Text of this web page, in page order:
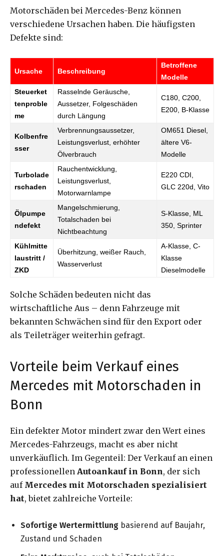
Motorschäden bei Mercedes-Benz können
verschiedene Ursachen haben. Die häufigsten
Defekte sind:
Ursache Beschreibung
Betroffene
Modelle
Steuerket
tenproble
me
Rasselnde Geräusche,
Aussetzer, Folgeschäden
durch Längung
C180, C200,
E200, B-Klasse
Kolbenfre
sser
Verbrennungsaussetzer,
Leistungsverlust, erhöhter
Ölverbrauch
OM651 Diesel,
ältere V6-
Modelle
Turbolade
rschaden
Rauchentwicklung,
Leistungsverlust,
Motorwarnlampe
E220 CDI,
GLC 220d, Vito
Ölpumpe
ndefekt
Mangelschmierung,
Totalschaden bei
Nichtbeachtung
S-Klasse, ML
350, Sprinter
Kühlmitte
laustritt /
ZKD
Überhitzung, weißer Rauch,
Wasserverlust
A-Klasse, C-
Klasse
Dieselmodelle
Solche Schäden bedeuten nicht das
wirtschaftliche Aus – denn Fahrzeuge mit
bekannten Schwächen sind für den Export oder
als Teileträger weiterhin gefragt.
Vorteile beim Verkauf eines
Mercedes mit Motorschaden in
Bonn
Ein defekter Motor mindert zwar den Wert eines
Mercedes-Fahrzeugs, macht es aber nicht
unverkäuflich. Im Gegenteil: Der Verkauf an einen
professionellen Autoankauf in Bonn, der sich
auf Mercedes mit Motorschaden spezialisiert
hat, bietet zahlreiche Vorteile:
Sofortige Wertermittlung basierend auf Baujahr,
Zustand und Schaden